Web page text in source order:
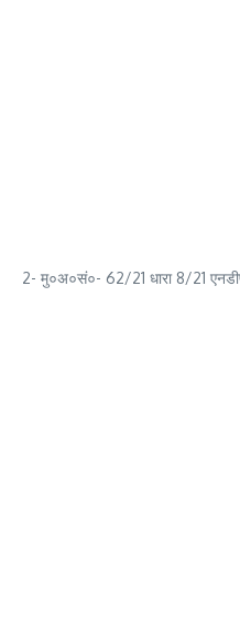
2- मु०अ०सं०- 62/21 धारा 8/21